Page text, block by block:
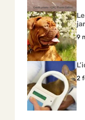
9
2